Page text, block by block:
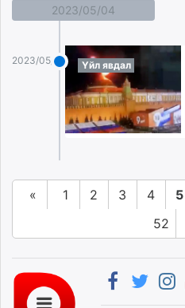
2023/05/04
2023/05/04 Үйл явдал
« 1 2 3 4 5
52